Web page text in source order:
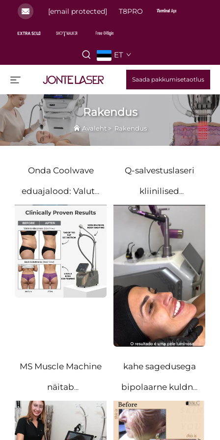
[email protected] T8PRO
ET
Saada pakkumisetaotlus
Rakendus
Avaleht > Rakendus
Onda Coolwave
eduajalood: Valutu
revolutsioon keha
kontuuri
kujundamisel
Q-salvestuslaseri
kliinilised
näidustused
MS Muscle Machine
näitab
mõõdetavaid
parandusi lihaste
kahe sagedusega
bipolaarne kuldne
RF-
mikronäelatusteraapia